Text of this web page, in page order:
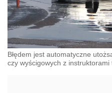
Błędem jest automatyczne
czy wyścigowych z instruktorami